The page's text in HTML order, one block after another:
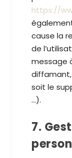
https://
cause la
de
message
soit le
…).
7.